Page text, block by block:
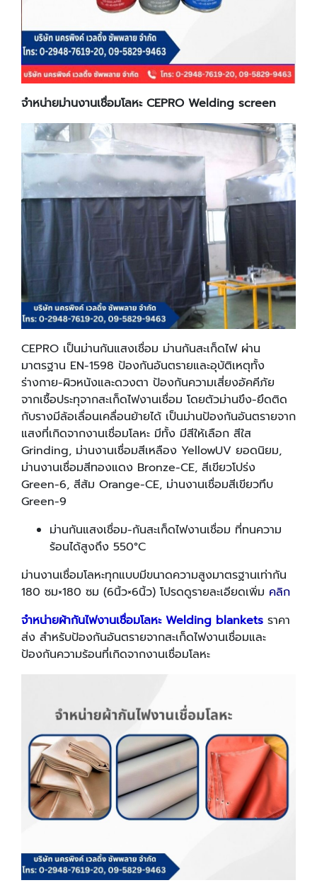
จำหน่ายม่านงานเชื่อมโลหะ CEPRO Welding screen
CEPRO เป็นม่านกันแสงเชื่อม ม่านกันสะเก็ดไฟ ผ่าน
มาตรฐาน EN-1598 ป้องกันอันตรายและอุบัติเหตุทั้ง
ร่างกาย-ผิวหนังและดวงตา ป้องกันความเสี่ยงอัคคีภัย
จากเชื้อประทุจากสะเก็ดไฟงานเชื่อม โดยตัวม่านขึง-ยึดติด
กับรางมีล้อเลื่อนเคลื่อนย้ายได้ เป็นม่านป้องกันอันตรายจาก
แสงที่เกิดจากงานเชื่อมโลหะ มีทั้ง มีสีให้เลือก สีใส
Grinding, ม่านงานเชื่อมสีเหลือง YellowUV ยอดนิยม,
ม่านงานเชื่อมสีทองแดง Bronze-CE, สีเขียวโปร่ง
Green-6, สีส้ม Orange-CE, ม่านงานเชื่อมสีเขียวทึบ
Green-9
ม่านกันแสงเชื่อม-กันสะเก็ดไฟงานเชื่อม ที่ทนความ
ร้อนได้สูงถึง 550°C
ม่านงานเชื่อมโลหะทุกแบบมีขนาดความสูงมาตรฐานเท่ากัน
180 ซม×180 ซม (6นิ้ว×6นิ้ว) โปรดดูรายละเอียดเพิ่ม คลิก
จำหน่ายผ้ากันไฟงานเชื่อมโลหะ Welding blankets ราคา
ส่ง สำหรับป้องกันอันตรายจากสะเก็ดไฟงานเชื่อมและ
ป้องกันความร้อนที่เกิดจากงานเชื่อมโลหะ